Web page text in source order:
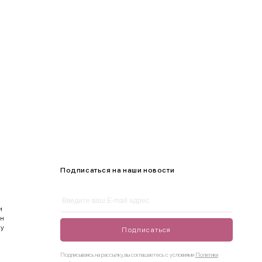
Подписаться на наши новости
Подписаться
Подписываясь на рассылку, вы соглашаетесь с условиями Политики